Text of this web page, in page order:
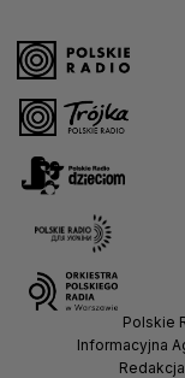
Polskie
Informacyjna